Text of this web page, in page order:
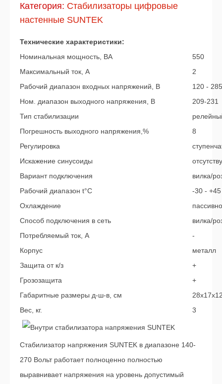
Категория: Стабилизаторы цифровые
настенные SUNTEK
Технические характеристики:
Номинальная мощность, ВА
550
Максимальный ток, А
2
Рабочий диапазон входных напряжений, В
120 - 285
Ном. диапазон выходного напряжения, В
209-231
Тип стабилизации
Погрешность выходного напряжения,%
8
Регулировка
Искажение синусоиды
Вариант подключения
вилка/
Рабочий диапазон t°С
-30 - +45
Охлаждение
Способ подключения в сеть
вилка/
Потребляемый ток, А
-
Корпус
металл
Защита от к/з
+
Грозозащита
+
Габаритные размеры д-ш-в, см
Вес, кг.
3
Стабилизатор напряжения SUNTEK в диапазоне 140-
270 Вольт работает полноценно полностью
выравнивает напряжения на уровень допустимый